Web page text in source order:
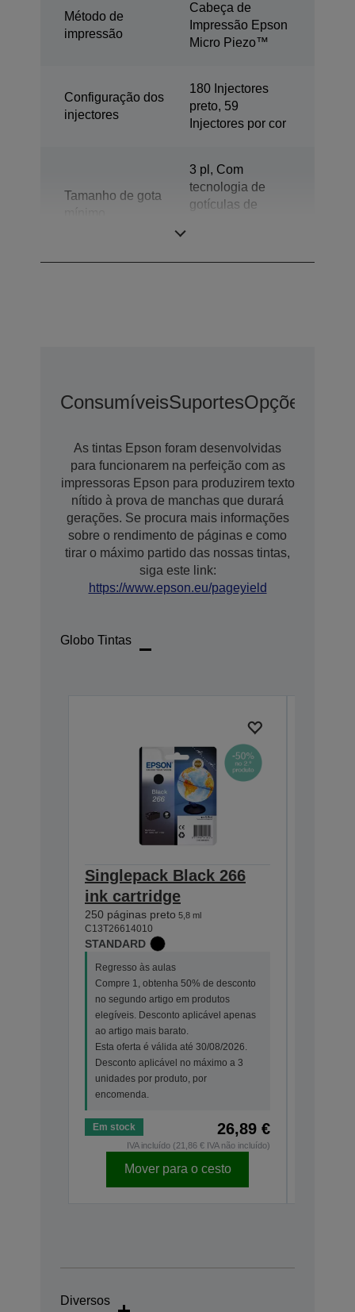
Método de
impressão
Cabeça de
Impressão Epson
Micro Piezo™
Configuração dos
injectores
180 Injectores
preto, 59
Injectores por cor
Tamanho de gota
3 pl, Com
tecnologia de
gotículas de
ConsumíveisSuportesOpções De
As tintas Epson foram desenvolvidas
para funcionarem na perfeição com as
impressoras Epson para produzirem texto
nítido à prova de manchas que durará
gerações. Se procura mais informações
sobre o rendimento de páginas e como
tirar o máximo partido das nossas tintas,
siga este link:
https://www.epson.eu/pageyield
Globo Tintas
Singlepack Black 266
ink cartridge
250 páginas preto 5,8 ml
C13T26614010
STANDARD
Regresso às aulas
Compre 1, obtenha 50% de desconto
no segundo artigo em produtos
elegíveis. Desconto aplicável apenas
ao artigo mais barato.
Esta oferta é válida até 30/08/2026.
Desconto aplicável no máximo a 3
unidades por produto, por
encomenda.
Em stock 26,89 €
IVA incluído (21,86 € IVA não incluído)
Mover para o cesto
Diversos